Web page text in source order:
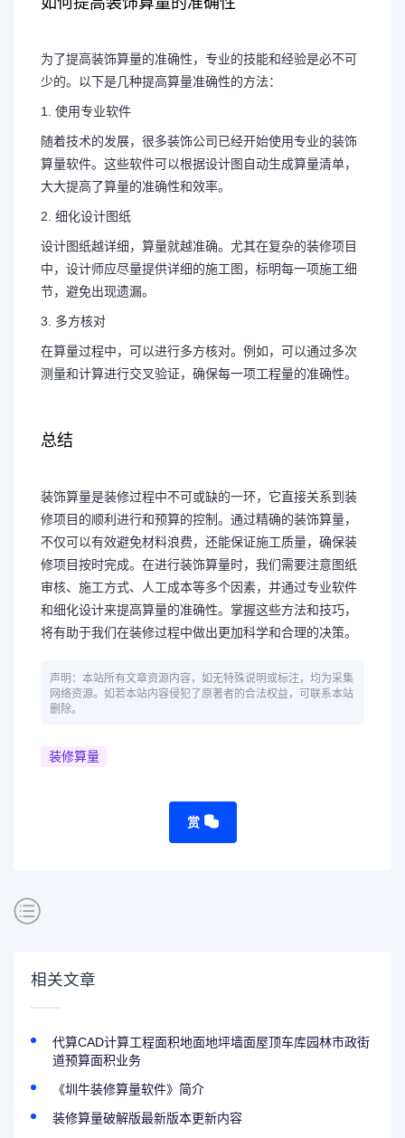
为了提高装饰算量的准确性，专业的技能和经验是必不可
少的。以下是几种提高算量准确性的方法：
1. 使用专业软件
随着技术的发展，很多装饰公司已经开始使用专业的装饰
算量软件。这些软件可以根据设计图自动生成算量清单，
大大提高了算量的准确性和效率。
2. 细化设计图纸
设计图纸越详细，算量就越准确。尤其在复杂的装修项目
中，设计师应尽量提供详细的施工图，标明每一项施工细
节，避免出现遗漏。
3. 多方核对
在算量过程中，可以进行多方核对。例如，可以通过多次
测量和计算进行交叉验证，确保每一项工程量的准确性。
总结
装饰算量是装修过程中不可或缺的一环，它直接关系到装
修项目的顺利进行和预算的控制。通过精确的装饰算量，
不仅可以有效避免材料浪费，还能保证施工质量，确保装
修项目按时完成。在进行装饰算量时，我们需要注意图纸
审核、施工方式、人工成本等多个因素，并通过专业软件
和细化设计来提高算量的准确性。掌握这些方法和技巧，
将有助于我们在装修过程中做出更加科学和合理的决策。
声明：本站所有文章资源内容，如无特殊说明或标注，均为采集
网络资源。如若本站内容侵犯了原著者的合法权益，可联系本站
删除。
装修算量
赏
相关文章
代算CAD计算工程面积地面地坪墙面屋顶车库园林市政街
道预算面积业务
《圳牛装修算量软件》简介
装修算量破解版最新版本更新内容